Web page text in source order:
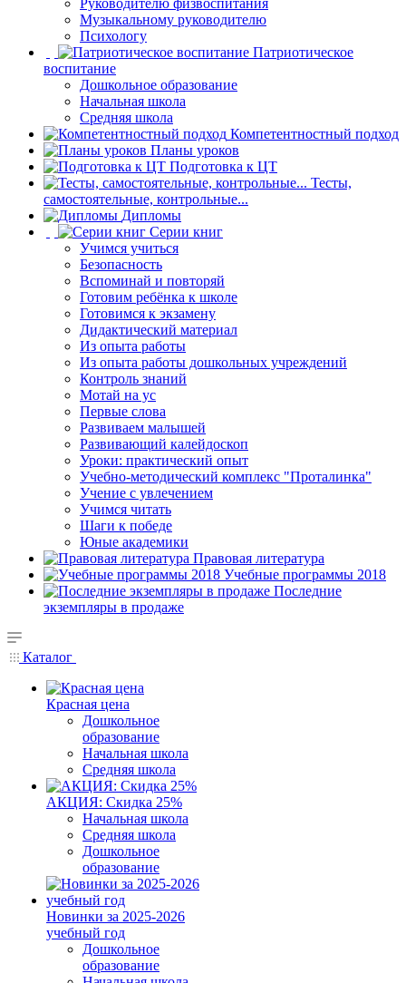
Руководителю физвоспитания
Музыкальному руководителю
Психологу
Патриотическое
воспитание
Дошкольное образование
Начальная школа
Средняя школа
Компетентностный подход
Планы уроков
Подготовка к ЦТ
Тесты,
самостоятельные, контрольные...
Дипломы
Серии книг
Учимся учиться
Безопасность
Вспоминай и повторяй
Готовим ребёнка к школе
Готовимся к экзамену
Дидактический материал
Из опыта работы
Из опыта работы дошкольных учреждений
Контроль знаний
Мотай на ус
Первые слова
Развиваем малышей
Развивающий калейдоскоп
Уроки: практический опыт
Учебно-методический комплекс "Проталинка"
Учение с увлечением
Учимся читать
Шаги к победе
Юные академики
Правовая литература
Учебные программы 2018
Последние
экземпляры в продаже
Каталог
Красная цена
Дошкольное
образование
Начальная школа
Средняя школа
АКЦИЯ: Скидка 25%
Начальная школа
Средняя школа
Дошкольное
образование
Новинки за 2025-2026
учебный год
Дошкольное
образование